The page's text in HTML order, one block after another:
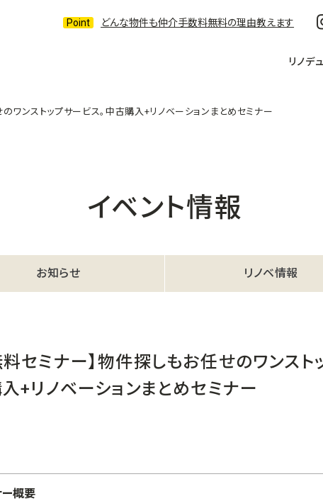
どんな物件も仲介手数料無料の理由教えます
リノデ
ワンストップサービス。中古購入+リノベーションまとめセミナー
イベント情報
お知らせ リノベ情報
料セミナー】物件探しもお任せのワンスト
+リノベーションまとめセミナー
ー概要